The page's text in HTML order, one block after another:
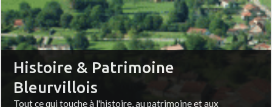
Histoire & Patrimoine
Bleurvillois
Tout ce qui touche à l'histoire, au patrimoine et aux